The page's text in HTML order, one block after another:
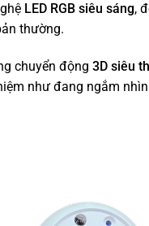
LED RGB siêu sáng,
thường.
chuyển động 3D siêu
như đang ngắm